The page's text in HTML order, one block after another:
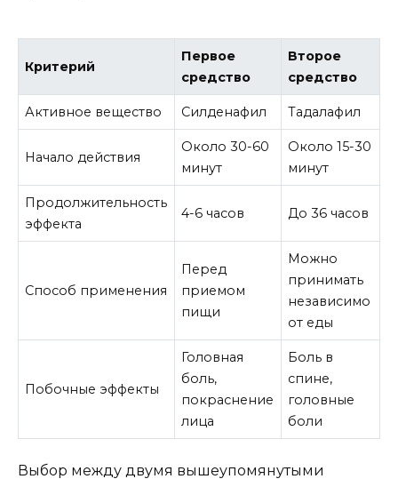
Критерий
Первое
средство
Второе
средство
Активное вещество Силденафил Tадалафил
Начало действия
Около 30-60
минут
Около 15-30
минут
Продолжительность
эффекта
4-6 часов До 36 часов
Способ применения
Перед
приемом
пищи
Можно
принимать
независимо
от еды
Побочные эффекты
Головная
боль,
покраснение
лица
Боль в
спине,
головные
боли
Выбор между двумя вышеупомянутыми